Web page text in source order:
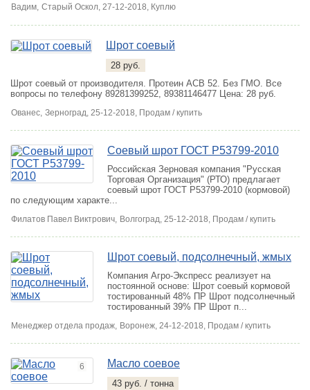
Вадим, Старый Оскол, 27-12-2018, Куплю
Шрот соевый
28 руб.
Шрот соевый от производителя. Протеин АСВ 52. Без ГМО. Все
вопросы по телефону 89281399252, 89381146477 Цена: 28 руб.
Ованес, Зерноград, 25-12-2018, Продам / купить
Соевый шрот ГОСТ Р53799-2010
Российская Зерновая компания "Русская
Торговая Организация" (РТО) предлагает
соевый шрот ГОСТ Р53799-2010 (кормовой)
по следующим характе...
Филатов Павел Виктрович, Волгоград, 25-12-2018, Продам / купить
Шрот соевый, подсолнечный, жмых
Компания Агро-Экспресс реализует на
постоянной основе: Шрот соевый кормовой
тостированный 48% ПР Шрот подсолнечный
тостированный 39% ПР Шрот п...
Менеджер отдела продаж, Воронеж, 24-12-2018, Продам / купить
6 Масло соевое
43 руб. / тонна